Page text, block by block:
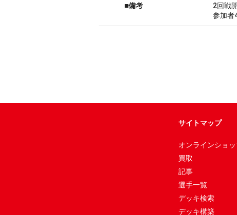
■備考
2回戦
参加者
サイトマップ
オンラインショ
買取
記事
選手一覧
デッキ検索
デッキ構築